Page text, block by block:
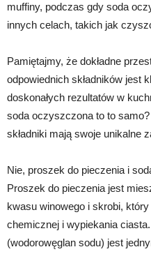
muffiny, podczas gdy soda
innych celach, takich jak
Pamiętajmy, że dokładne
odpowiednich składników jest
doskonałych rezultatów w
soda oczyszczona to to
składniki mają swoje unikalne
Nie, proszek do pieczenia i
Proszek do pieczenia jest
kwasu winowego i skrobi,
chemicznej i wypiekania
(wodorowęglan sodu) jest